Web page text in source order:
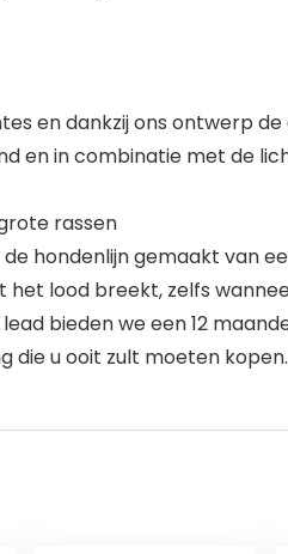
en dankzij ons ontwerp
en in combinatie met de
rassen
hondenlijn gemaakt van
lood breekt, zelfs
bieden we een 12
die u ooit zult moeten kopen.